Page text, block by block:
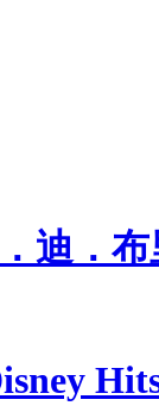
迪．